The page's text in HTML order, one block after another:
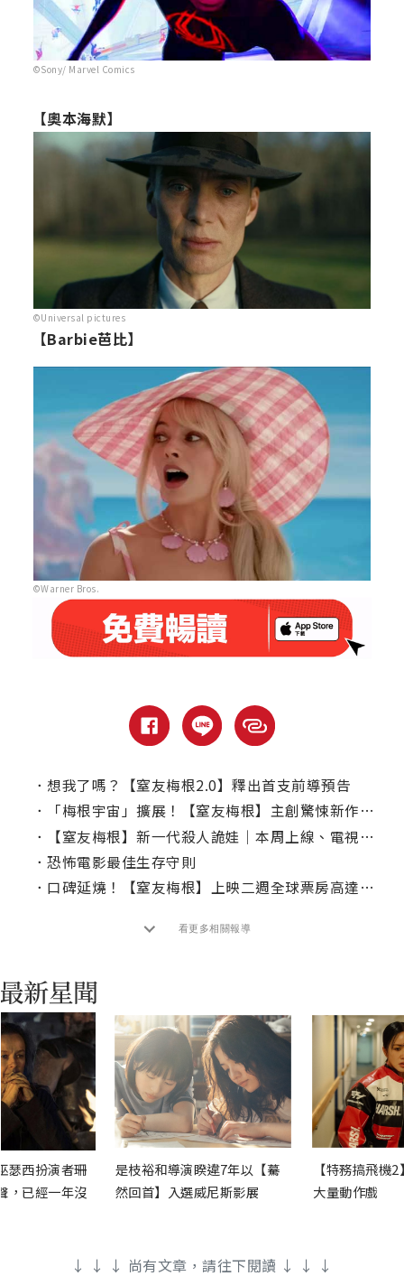
©Sony/ Marvel Comics
【奧本海默】
©Universal pictures
【Barbie芭比】
©Warner Bros.
． 想我了嗎？【窒友梅根2.0】釋出首支前導預告
．
「梅根宇宙」擴展！【窒友梅根】主創驚悚新作將推「AI恐怖女友」
．
【窒友梅根】新一代殺人詭娃｜本周上線、電視首播推薦
． 恐怖電影最佳生存守則
． 口碑延燒！【窒友梅根】上映二週全球票房高達9500萬美金！
看更多相關報導
瑟西扮演者珊
，已經一年沒
是枝裕和導演睽違7年以【驀
然回首】入選威尼斯影展
【特務搞飛機
大量動作戲
↓ ↓ ↓ 尚有文章，請往下閱讀 ↓ ↓ ↓